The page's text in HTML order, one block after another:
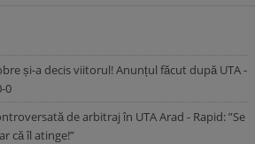
și-a decis viitorul! Anunțul făcut după UTA -
0
de arbitraj în UTA Arad - Rapid: ”Se
că îl atinge!”